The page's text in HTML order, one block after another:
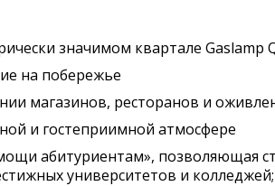
значимом квартале Gaslamp
на побережье
магазинов, ресторанов и
и гостеприимной атмосфере
абитуриентам», позволяющая
университетов и колледжей;